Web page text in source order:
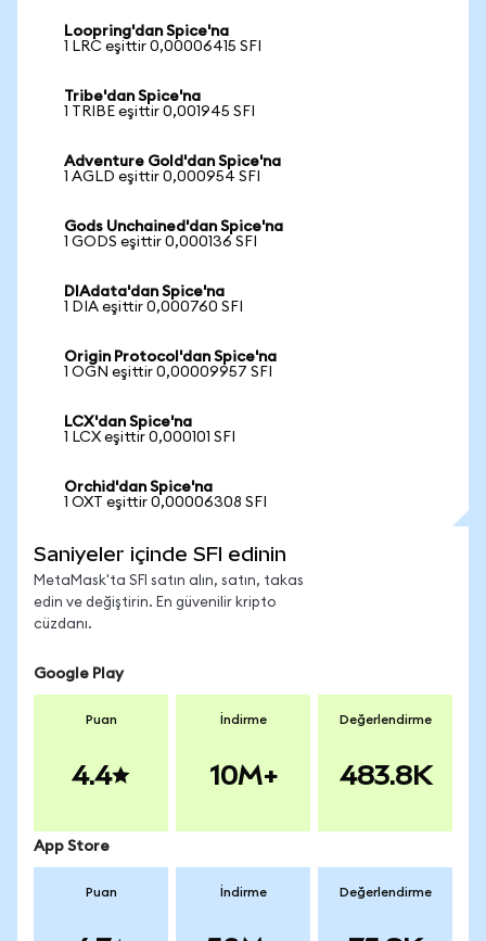
Loopring'dan Spice'na
1 LRC eşittir 0,00006415 SFI
Tribe'dan Spice'na
1 TRIBE eşittir 0,001945 SFI
Adventure Gold'dan Spice'na
1 AGLD eşittir 0,000954 SFI
Gods Unchained'dan Spice'na
1 GODS eşittir 0,000136 SFI
DIAdata'dan Spice'na
1 DIA eşittir 0,000760 SFI
Origin Protocol'dan Spice'na
1 OGN eşittir 0,00009957 SFI
LCX'dan Spice'na
1 LCX eşittir 0,000101 SFI
Orchid'dan Spice'na
1 OXT eşittir 0,00006308 SFI
Saniyeler içinde SFI edinin
MetaMask'ta SFI satın alın, satın, takas
edin ve değiştirin. En güvenilir kripto
cüzdanı.
Google Play
Puan
4.4
İndirme
10M+
Değerlendirme
483.8K
App Store
Puan İndirme Değerlendirme